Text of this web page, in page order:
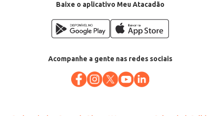
Baixe o aplicativo Meu Atacadão
Acompanhe a gente nas redes sociais